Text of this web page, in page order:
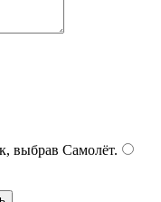
выбрав Самолёт.